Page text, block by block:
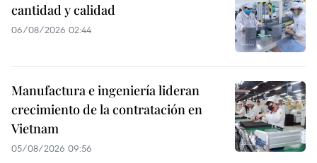
cantidad y calidad
06/08/2026 02:44
Manufactura e ingeniería lideran
crecimiento de la contratación en
Vietnam
05/08/2026 09:56